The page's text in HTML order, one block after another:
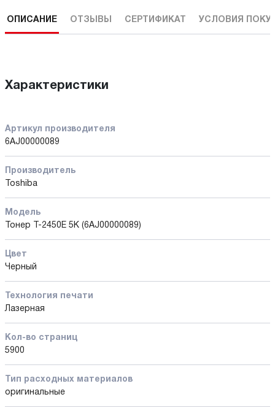
ОПИСАНИЕ ОТЗЫВЫ СЕРТИФИКАТ УСЛОВИЯ
Характеристики
Артикул производителя
6AJ00000089
Производитель
Toshiba
Модель
Тонер T-2450E 5K (6AJ00000089)
Цвет
Черный
Технология печати
Лазерная
Кол-во страниц
5900
Тип расходных материалов
оригинальные